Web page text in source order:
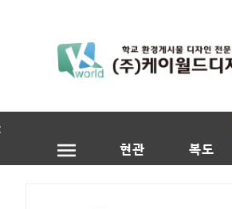
현관
복도